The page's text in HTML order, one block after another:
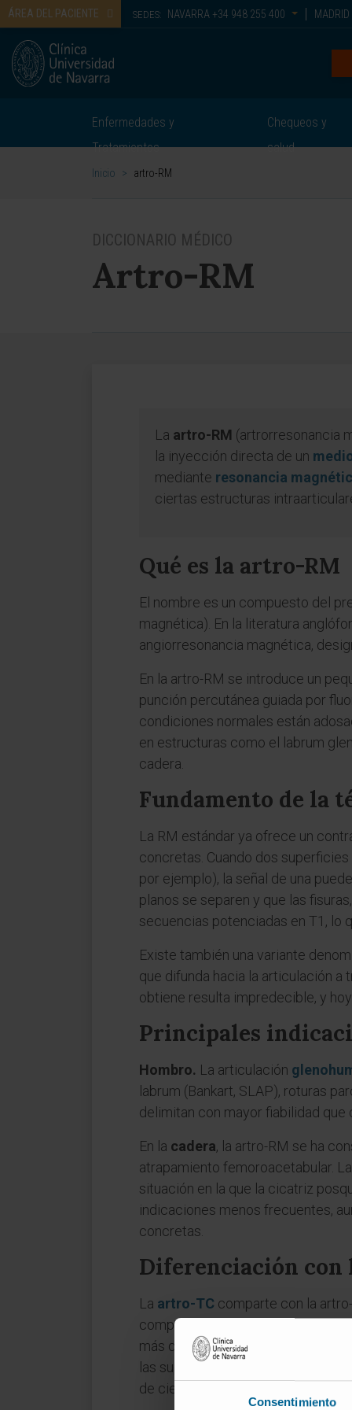
Consentimiento
ÁREA DEL PACIENTE SEDES: NAVARRA +34 948 255 400 MADRID
Enfermedades y
Tratamientos
Chequeos y
salud
Inicio > artro-RM
DICCIONARIO MÉDICO
Artro-RM
La artro-RM (artrorresonancia
la inyección directa de un
mediante resonancia
ciertas estructuras
Qué es la artro-RM
El nombre es un compuesto del
magnética). En la literatura
angiorresonancia magnética,
En la artro-RM se introduce un
punción percutánea guiada por
condiciones normales están
en estructuras como el labrum
cadera.
Fundamento de la
La RM estándar ya ofrece un
concretas. Cuando dos
por ejemplo), la señal de una
planos se separen y que las
secuencias potenciadas en T1, lo
Existe también una variante
que difunda hacia la articulación a
obtiene resulta impredecible, y
Principales
Hombro. La articulación
labrum (Bankart, SLAP), roturas
delimitan con mayor fiabilidad que
En la cadera, la artro-RM se ha
atrapamiento femoroacetabular. La
situación en la que la cicatriz
indicaciones menos frecuentes,
concretas.
Diferenciación con
La artro-TC comparte con la
computarizado en lugar de un
más detalle los tejidos blandos
las superficies óseas y el
de ciertos implantes metálicos o